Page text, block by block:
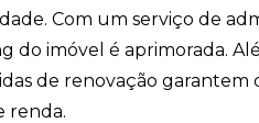
Com um serviço de
do imóvel é aprimorada.
de renovação
renda.